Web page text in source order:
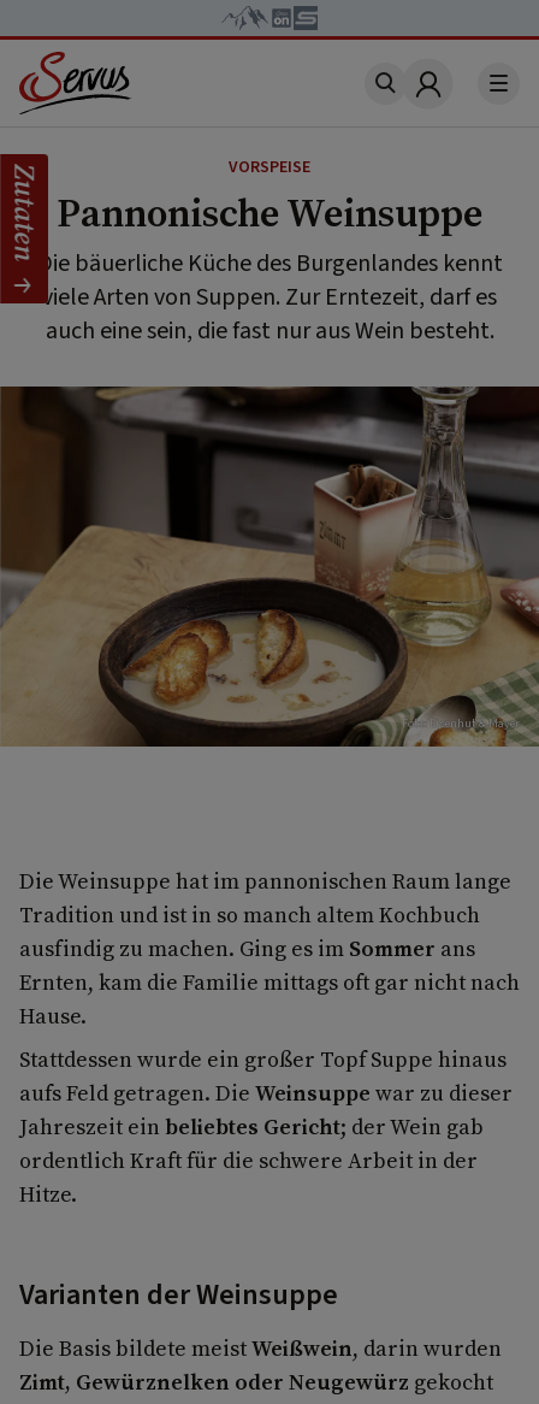
Account
VORSPEISE
Pannonische Weinsuppe
Die bäuerliche Küche des Burgenlandes kennt
viele Arten von Suppen. Zur Erntezeit, darf es
auch eine sein, die fast nur aus Wein besteht.
Foto: Eisenhut & Mayer
Die Weinsuppe hat im pannonischen Raum lange
Tradition und ist in so manch altem Kochbuch
ausfindig zu machen. Ging es im Sommer ans
Ernten, kam die Familie mittags oft gar nicht nach
Hause.
Stattdessen wurde ein großer Topf Suppe hinaus
aufs Feld getragen. Die Weinsuppe war zu dieser
Jahreszeit ein beliebtes Gericht; der Wein gab
ordentlich Kraft für die schwere Arbeit in der
Hitze.
Varianten der Weinsuppe
Die Basis bildete meistWeißwein, darin wurden
Zimt, Gewürznelken oder Neugewürz gekocht
Zutaten